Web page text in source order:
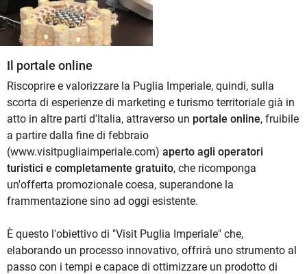
Il portale online
Riscoprire e valorizzare la Puglia Imperiale, quindi, sulla
scorta di esperienze di marketing e turismo territoriale già in
atto in altre parti d'Italia, attraverso un portale online, fruibile
a partire dalla fine di febbraio
(www.visitpugliaimperiale.com) aperto agli operatori
turistici e completamente gratuito, che ricomponga
un'offerta promozionale coesa, superandone la
frammentazione sino ad oggi esistente.
È questo l'obiettivo di "Visit Puglia Imperiale" che,
elaborando un processo innovativo, offrirà uno strumento al
passo con i tempi e capace di ottimizzare un prodotto di